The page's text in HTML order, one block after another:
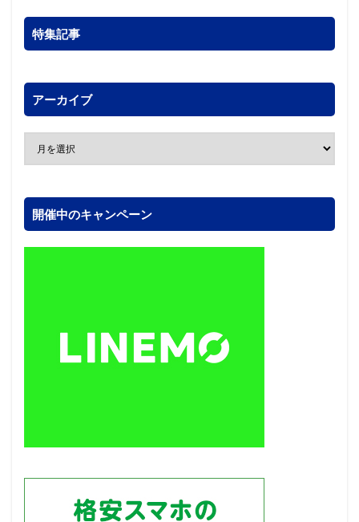
特集記事
アーカイブ
開催中のキャンペーン